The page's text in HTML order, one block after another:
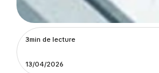
3min de lecture
13/04/2026